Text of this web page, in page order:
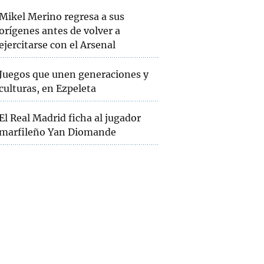
Merino regresa a sus
antes de volver a
con el Arsenal
que unen generaciones y
en Ezpeleta
Real Madrid ficha al jugador
Yan Diomande